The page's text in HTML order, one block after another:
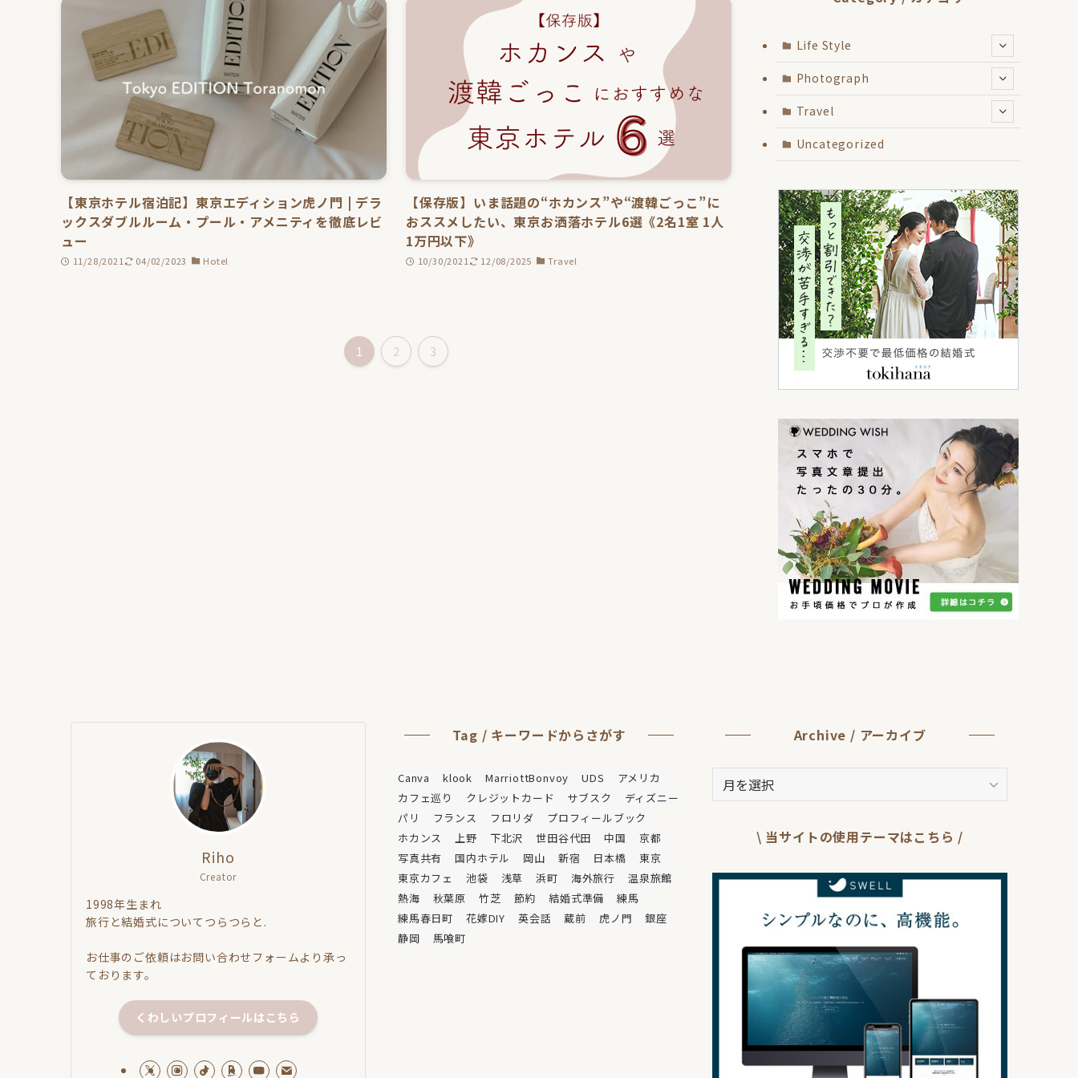
【東京ホテル宿泊記】東京エディション虎ノ門 | デラ
ックスダブルルーム・プール・アメニティを徹底レビ
ュー
11/28/2021 04/02/2023 Hotel
【保存版】いま話題の“ホカンス”や“渡韓ごっこ”に
おススメしたい、東京お洒落ホテル6選《2名1室 1人
1万円以下》
10/30/2021 12/08/2025 Travel
1 2 3
Life Style
Photograph
Travel
Uncategorized
Riho
Creator
1998年生まれ
旅行と結婚式についてつらつらと.
お仕事のご依頼はお問い合わせフォームより承っ
ております。
くわしいプロフィールはこちら
Tag / キーワードからさがす
Canva klook MarriottBonvoy UDS
アメリカ
カフェ巡り
クレジットカード サブスク
ディズニー
パリ
フランス フロリダ
プロフィールブック
ホカンス
上野 下北沢 世田谷代田 中国
京都
写真共有
国内ホテル 岡山 新宿 日本橋
東京
東京カフェ
池袋 浅草 浜町 海外旅行
温泉旅館
熱海
秋葉原 竹芝 節約 結婚式準備
練馬
練馬春日町
花嫁DIY 英会話 蔵前 虎ノ門
銀座
静岡
馬喰町
Archive / アーカイブ
Archive
/
イ
\ 当サイトの使用テーマはこちら /